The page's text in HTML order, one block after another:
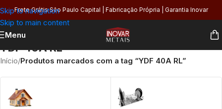
Skip to navigation
Skip to main content
Frete Grátis São Paulo Capital | Fabricação Própria | Garantia Inovar
Menu
YDF 40A RL
Início/Produtos marcados com a tag “YDF 40A RL”